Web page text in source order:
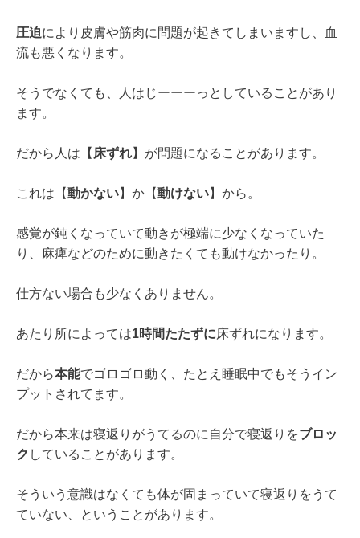
圧迫により皮膚や筋肉に問題が起きてしまいますし、血
流も悪くなります。
そうでなくても、人はじーーーっとしていることがあり
ます。
だから人は【 床ずれ】が問題になることがあります。
これは【動かない】か【動けない】から。
感覚が鈍くなっていて動きが極端に少なくなっていた
り、麻痺などのために動きたくても動けなかったり。
仕方ない場合も少なくありません。
あたり所によっては1時間たたずに床ずれになります。
だから本能でゴロゴロ動く、たとえ睡眠中でもそうイン
プットされてます。
だから本来は寝返りがうてるのに自分で寝返りをブロッ
ク していることがあります。
そういう意識はなくても体が固まっていて寝返りをうて
ていない、ということがあります。